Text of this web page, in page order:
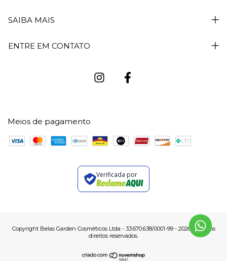
SAIBA MAIS
ENTRE EM CONTATO
Meios de pagamento
Verificada por
Copyright Belas Garden Cosméticos Ltda - 33.670.638/0001-99 - 2026. Todos os
direitos reservados.